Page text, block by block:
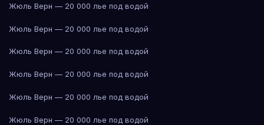
Жюль Верн — 20 000 лье под водой
Жюль Верн — 20 000 лье под водой
Жюль Верн — 20 000 лье под водой
Жюль Верн — 20 000 лье под водой
Жюль Верн — 20 000 лье под водой
Жюль Верн — 20 000 лье под водой